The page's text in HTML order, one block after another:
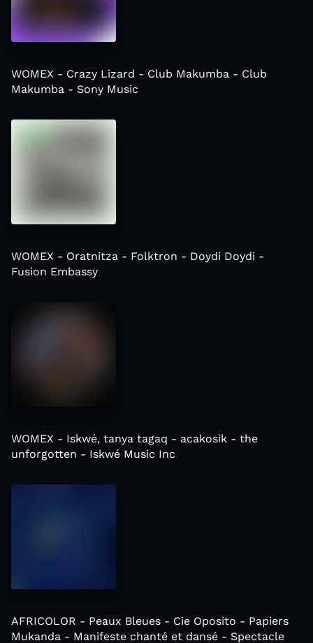
WOMEX - Crazy Lizard - Club Makumba - Club
Makumba - Sony Music
WOMEX - Oratnitza - Folktron - Doydi Doydi -
Fusion Embassy
WOMEX - Iskwé, tanya tagaq - acakosik - the
unforgotten - Iskwé Music Inc
AFRICOLOR - Peaux Bleues - Cie Oposito - Papiers
Mukanda - Manifeste chanté et dansé - Spectacle